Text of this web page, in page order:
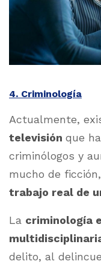
4. Criminología
Actualmente,
televisión que
criminólogos y
mucho de
trabajo real de
La criminología
delito, al